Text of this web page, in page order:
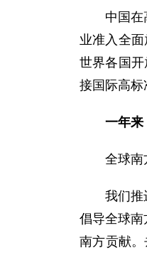
中国
业准入全
世界各国
接国际高标
一年来
全球南
我们推
倡导全球
南方贡献